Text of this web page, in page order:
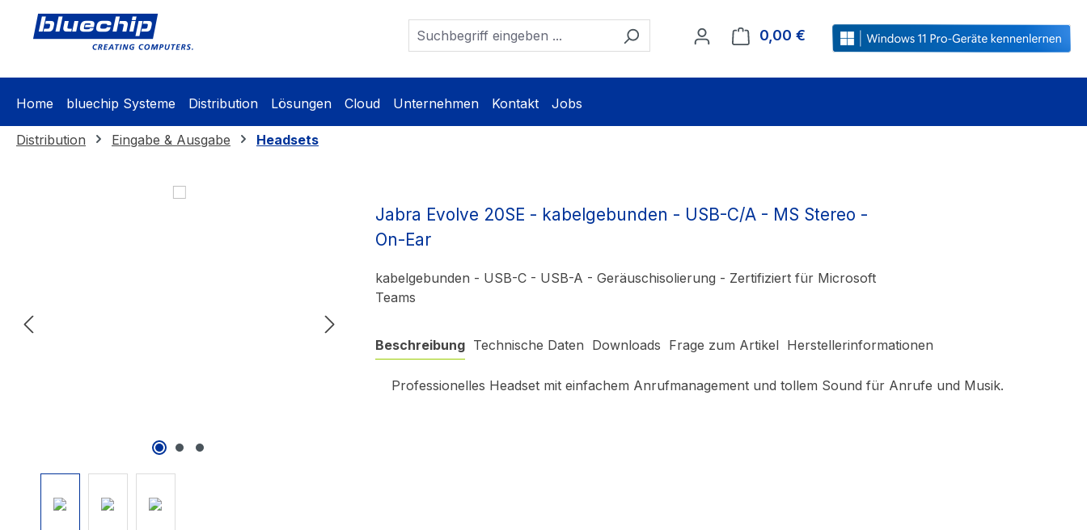
Zur Hauptnavigation springen
0,00 € Warenkorb enthält 0 Positionen. Der
Home bluechip Systeme Distribution Lösungen Cloud Unternehmen Kontakt Jobs
Distribution Eingabe & Ausgabe Headsets
Bildergalerie überspringen
Jabra Evolve 20SE - kabelgebunden - USB-C/A - MS Stereo -
On-Ear
kabelgebunden - USB-C - USB-A - Geräuschisolierung - Zertifiziert für Microsoft
Teams
Beschreibung Technische Daten Downloads Frage zum Artikel Herstellerinformationen
Professionelles Headset mit einfachem Anrufmanagement und tollem Sound für Anrufe und Musik.